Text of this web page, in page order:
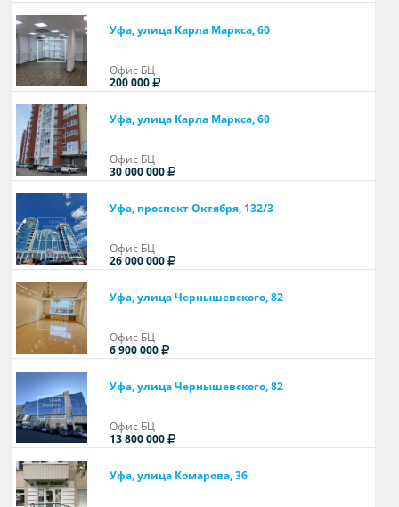
Уфа, улица Карла Маркса, 60
Офис БЦ
200 000
Уфа, улица Карла Маркса, 60
Офис БЦ
30 000 000
Уфа, проспект Октября, 132/3
Офис БЦ
26 000 000
Уфа, улица Чернышевского, 82
Офис БЦ
6 900 000
Уфа, улица Чернышевского, 82
Офис БЦ
13 800 000
Уфа, улица Комарова, 36